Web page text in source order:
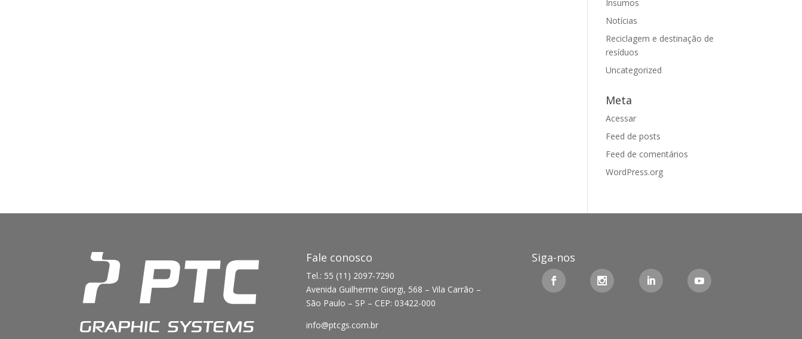
Insumos
Notícias
Reciclagem e destinação de
resíduos
Uncategorized
Meta
Acessar
Feed de posts
Feed de comentários
WordPress.org
Fale conosco
Tel.: 55 (11) 2097-7290
Avenida Guilherme Giorgi, 568 – Vila Carrão –
São Paulo – SP – CEP: 03422-000
info@ptcgs.com.br
Siga-nos